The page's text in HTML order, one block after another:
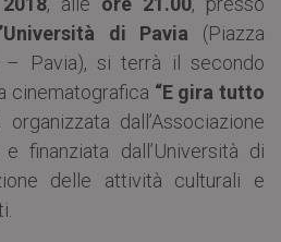
di Pavia (Piazza
– Pavia), si terrà il secondo
cinematografica “E gira tutto
, organizzata dall’Associazione
finanziata dall’Università di
delle attività culturali e